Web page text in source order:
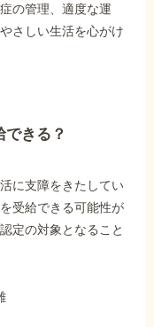
の管理、適度な運
さしい生活を心がけ
きる？
に支障をきたしてい
受給できる可能性が
定の対象となること